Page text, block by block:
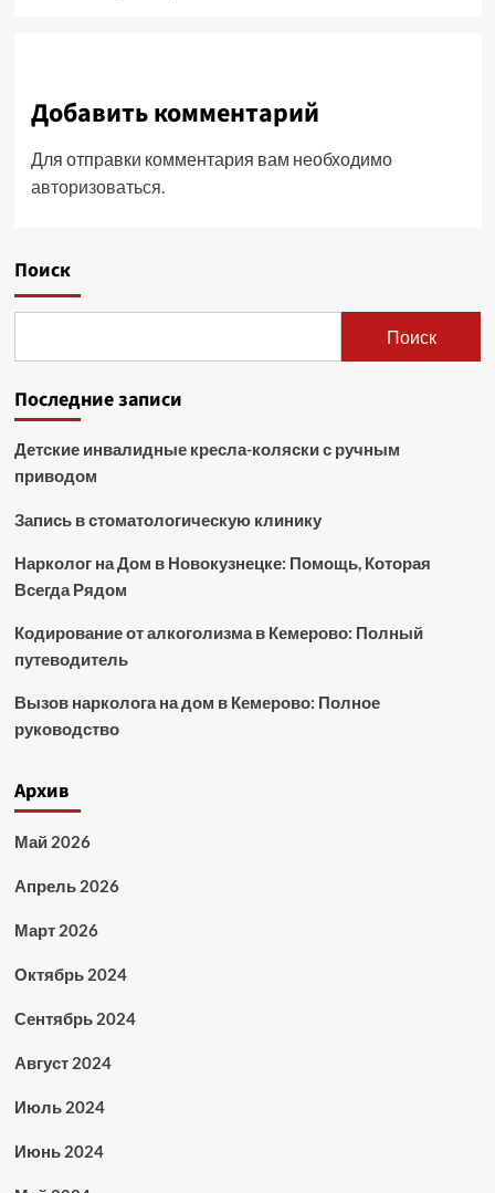
Добавить комментарий
Для отправки комментария вам необходимо
авторизоваться.
Поиск
Поиск
Последние записи
Детские инвалидные кресла-коляски с ручным
приводом
Запись в стоматологическую клинику
Нарколог на Дом в Новокузнецке: Помощь, Которая
Всегда Рядом
Кодирование от алкоголизма в Кемерово: Полный
путеводитель
Вызов нарколога на дом в Кемерово: Полное
руководство
Архив
Май 2026
Апрель 2026
Март 2026
Октябрь 2024
Сентябрь 2024
Август 2024
Июль 2024
Июнь 2024